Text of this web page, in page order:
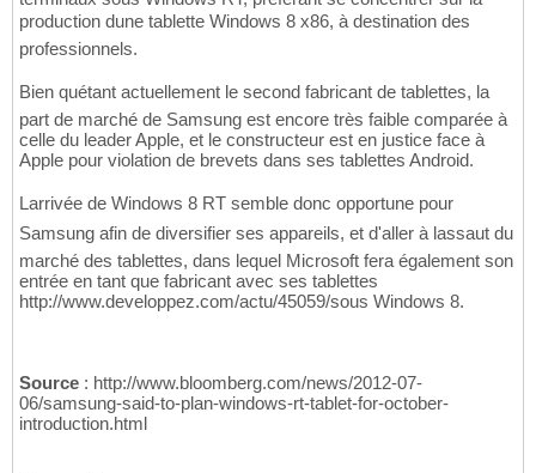
production dune tablette Windows 8 x86, à destination des
professionnels.
Bien quétant actuellement le second fabricant de tablettes, la
part de marché de Samsung est encore très faible comparée à
celle du leader Apple, et le constructeur est en justice face à
Apple pour violation de brevets dans ses tablettes Android.
Larrivée de Windows 8 RT semble donc opportune pour
Samsung afin de diversifier ses appareils, et d'aller à lassaut du
marché des tablettes, dans lequel Microsoft fera également son
entrée en tant que fabricant avec ses tablettes
http://www.developpez.com/actu/45059/sous Windows 8.
Source : http://www.bloomberg.com/news/2012-07-
06/samsung-said-to-plan-windows-rt-tablet-for-october-
introduction.html